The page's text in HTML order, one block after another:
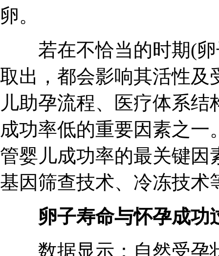
卵。
若在不恰当的时期(卵
取出，都会影响其活性及
儿助孕流程、医疗体系
成功率低的重要因素之
管婴儿成功率的最关键因
基因筛查技术、冷冻技术
卵子寿命与怀孕成功
数据显示：自然受孕